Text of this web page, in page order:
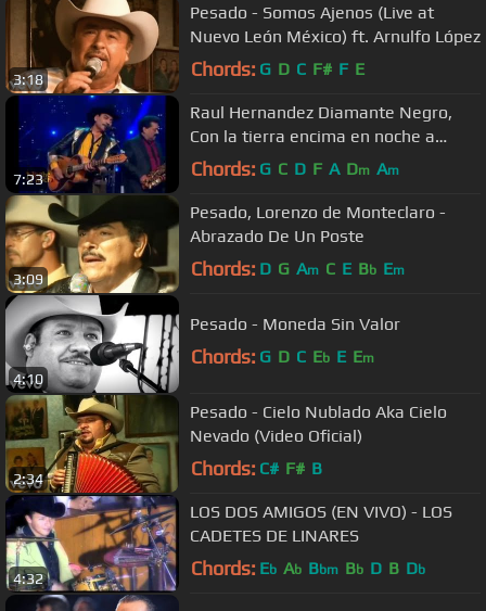
3:18
Pesado - Somos Ajenos (Live at
Nuevo León México) ft. Arnulfo López
Chords: G D C F# F E
7:23
Raul Hernandez Diamante Negro,
Con la tierra encima en noche a
noche contigo
Chords: G C D F A Dm Am
3:09
Pesado, Lorenzo de Monteclaro -
Abrazado De Un Poste
Chords: D G Am C E Bb Em
4:10
Pesado - Moneda Sin Valor
Chords: G D C Eb E Em
2:34
Pesado - Cielo Nublado Aka Cielo
Nevado (Video Oficial)
Chords: C# F# B
4:32
LOS DOS AMIGOS (EN VIVO) - LOS
CADETES DE LINARES
Chords: Eb Ab Bbm Bb D B Db